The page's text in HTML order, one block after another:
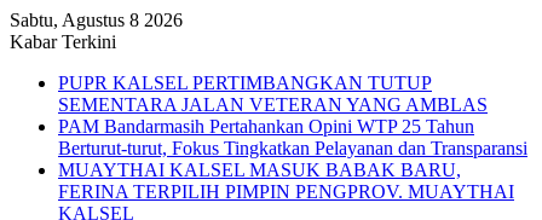
Sabtu, Agustus 8 2026
Kabar Terkini
PUPR KALSEL PERTIMBANGKAN TUTUP
SEMENTARA JALAN VETERAN YANG AMBLAS
PAM Bandarmasih Pertahankan Opini WTP 25 Tahun
Berturut-turut, Fokus Tingkatkan Pelayanan dan Transparansi
MUAYTHAI KALSEL MASUK BABAK BARU,
FERINA TERPILIH PIMPIN PENGPROV. MUAYTHAI
KALSEL